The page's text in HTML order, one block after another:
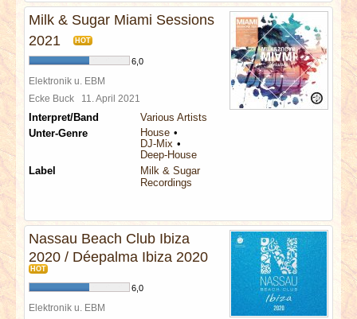
Milk & Sugar Miami Sessions
2021
HOT
6,0
Elektronik u. EBM
Ecke Buck 11. April 2021
Interpret/Band
Various Artists
Unter-Genre
House
DJ-Mix
Deep-House
Label
Milk & Sugar
Recordings
Nassau Beach Club Ibiza
2020 / Déepalma Ibiza 2020
HOT
6,0
Elektronik u. EBM